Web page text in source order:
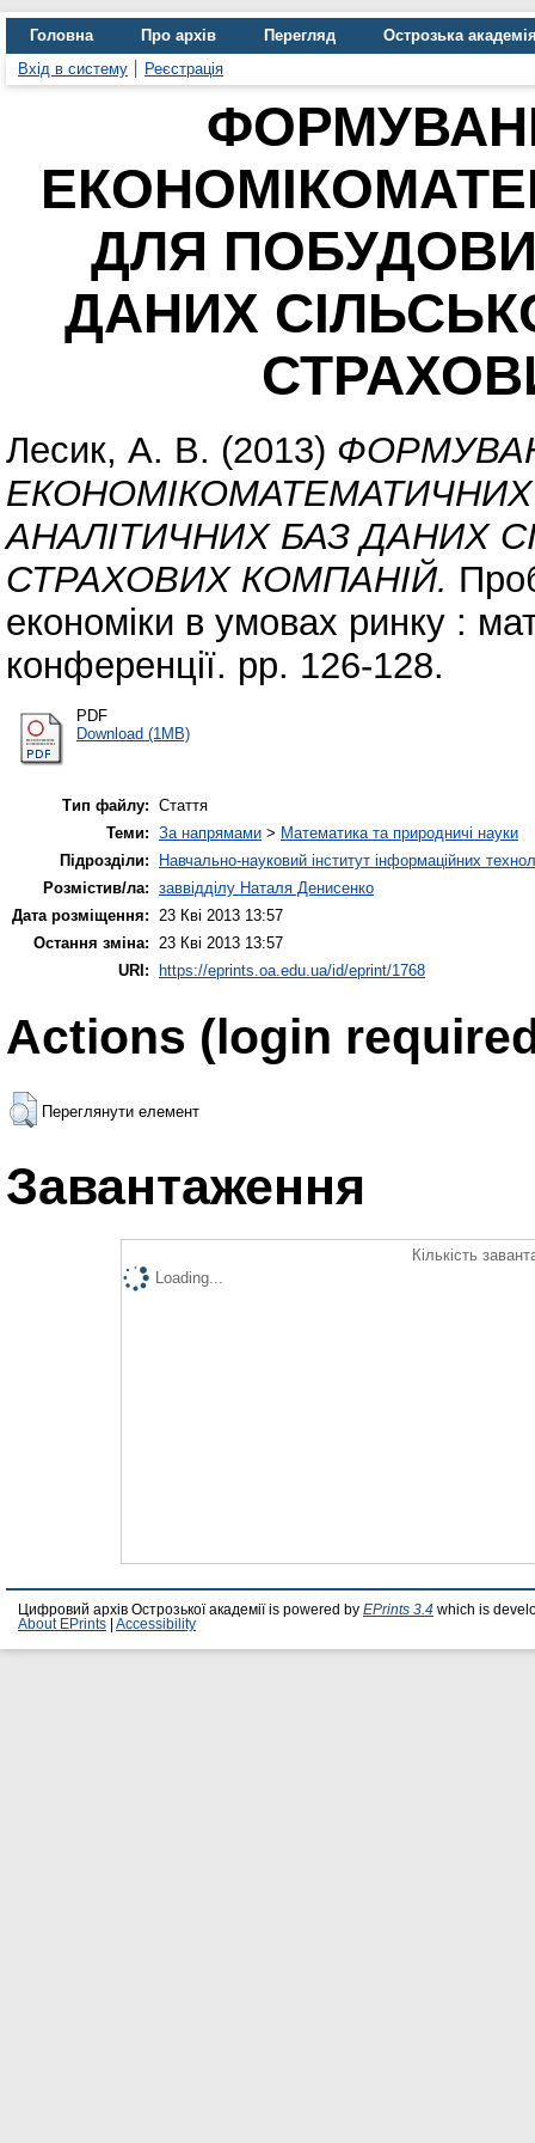
Головна Про архів Перегляд
Острозька
Вхід в систему
Реєстрація
ДЛЯ
ДАНИХ
Лесик, А. В. (2013)
АНАЛІТИЧНИХ БАЗ ДАНИХ
СТРАХОВИХ КОМПАНІЙ.
економіки в умовах ринку :
конференції. pp. 126-128.
PDF
Download (1MB)
Тип файлу: Стаття
Теми: За напрямами > Математика та природничі науки
Підрозділи:
Навчально-науковий інститут інформаційних
Розмістив/ла: заввідділу Наталя Денисенко
Дата розміщення: 23 Кві 2013 13:57
Остання зміна: 23 Кві 2013 13:57
URI:
https://eprints.oa.edu.ua/id/eprint/1768
Actions (login
Переглянути елемент
Завантаження
Кількість
Loading...
Цифровий архів Острозької академії is powered by EPrints 3.4 which is
About EPrints
Accessibility